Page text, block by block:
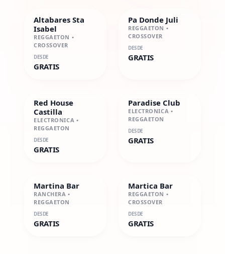
Altabares Sta
Isabel
REGGAETON •
CROSSOVER
DESDE
GRATIS
Pa Donde Juli
REGGAETON •
CROSSOVER
DESDE
GRATIS
Red House
Castilla
ELECTRONICA •
REGGAETON
DESDE
GRATIS
Paradise Club
ELECTRONICA •
REGGAETON
DESDE
GRATIS
Martina Bar
RANCHERA •
REGGAETON
DESDE
GRATIS
Martica Bar
REGGAETON •
CROSSOVER
DESDE
GRATIS